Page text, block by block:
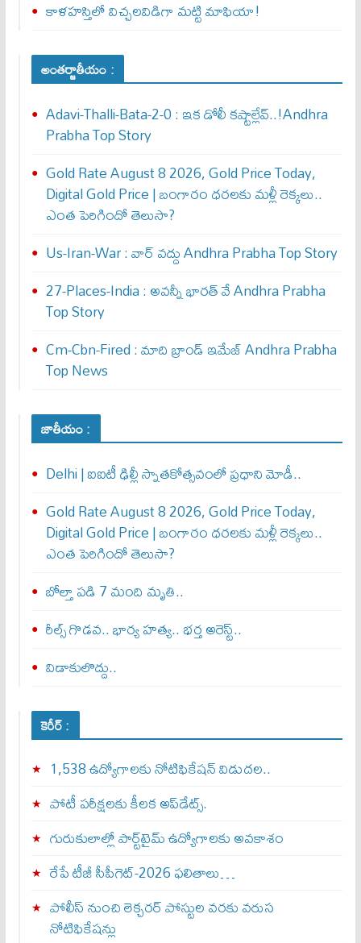
​కాళహస్తిలో విచ్చలవిడిగా మట్టి మాఫియా!
అంతర్జాతీయం :
Adavi-Thalli-Bata-2-0 : ఇక డోలీ క‌ష్టాల్లేవ్..!Andhra
Prabha Top Story
Gold Rate August 8 2026, Gold Price Today,
Digital Gold Price | బంగారం ధరలకు మళ్లీ రెక్కలు..
ఎంత పెరిగిందో తెలుసా?
Us-Iran-War : వార్ వ‌ద్దు Andhra Prabha Top Story
27-Places-India : అవ‌న్నీ భార‌త్ వే Andhra Prabha
Top Story
Cm-Cbn-Fired : మాది బ్రాండ్ ఇమేజ్ Andhra Prabha
Top News
జాతీయం :
Delhi | ఐఐటీ ఢిల్లీ స్నాతకోత్సవంలో ప్రధాని మోడీ..
Gold Rate August 8 2026, Gold Price Today,
Digital Gold Price | బంగారం ధరలకు మళ్లీ రెక్కలు..
ఎంత పెరిగిందో తెలుసా?
బోల్తా పడి 7 మంది మృతి..
రీల్స్ గొడవ.. భార్య హత్య.. భర్త అరెస్ట్..
విడాకులొద్దు..
కెరీర్ :
1,538 ఉద్యోగాలకు నోటిఫికేషన్ విడుదల..
పోటీ పరీక్షలకు కీలక అప్‌డేట్స్.
గురుకులాల్లో పార్ట్‌టైమ్ ఉద్యోగాలకు అవకాశం
రేపే టీజీ సీపీగెట్‌-2026 ఫలితాలు…
పోలీస్ నుంచి లెక్చరర్ పోస్టుల వరకు వరుస
నోటిఫికేషన్లు